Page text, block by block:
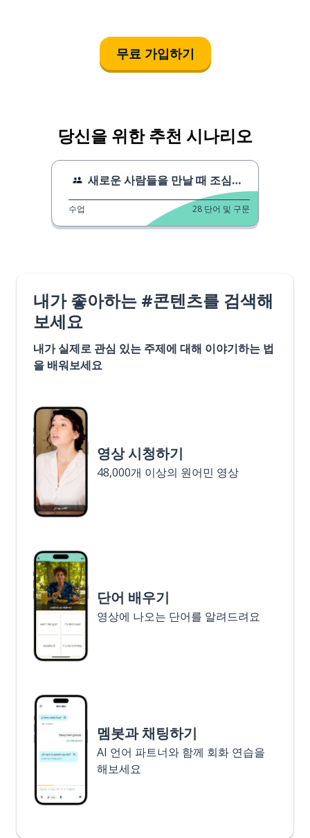
무료 가입하기
당신을 위한 추천 시나리오
새로운 사람들을 만날 때 조심하세요.
수업 28 단어 및 구문
내가 좋아하는 #콘텐츠를 검색해
보세요
내가 실제로 관심 있는 주제에 대해 이야기하는 법
을 배워보세요
영상 시청하기
48,000개 이상의 원어민 영상
단어 배우기
영상에 나오는 단어를 알려드려요
멤봇과 채팅하기
AI 언어 파트너와 함께 회화 연습을
해보세요